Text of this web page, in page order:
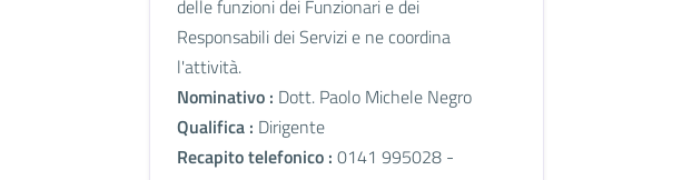
delle funzioni dei Funzionari e dei
Responsabili dei Servizi e ne coordina
l'attività.
Nominativo : Dott. Paolo Michele Negro
Qualifica : Dirigente
Recapito telefonico : 0141 995028 -